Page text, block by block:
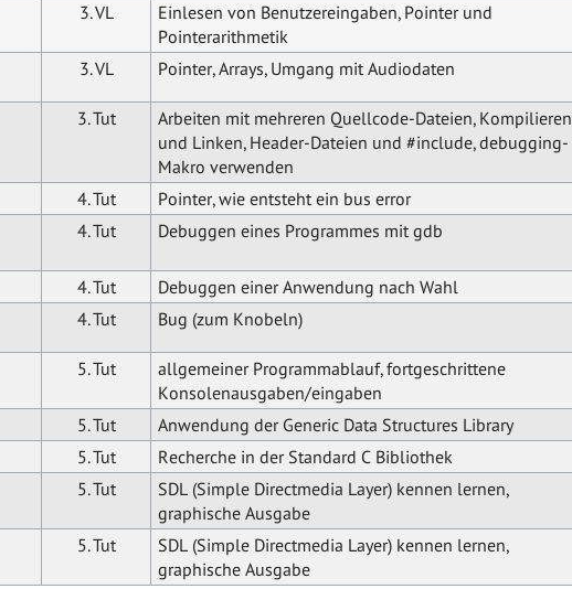
3. VL
Einlesen von Benutzereingaben, Pointer und
Pointerarithmetik
3. VL Pointer, Arrays, Umgang mit Audiodaten
3. Tut
Arbeiten mit mehreren Quellcode-Dateien, Kompilieren
und Linken, Header-Dateien und #include, debugging-
Makro verwenden
4. Tut
Pointer, wie entsteht ein bus error
4. Tut Debuggen eines Programmes mit gdb
4. Tut Debuggen einer Anwendung nach Wahl
4. Tut Bug (zum Knobeln)
5. Tut
allgemeiner Programmablauf, fortgeschrittene
Konsolenausgaben/eingaben
5. Tut Anwendung der Generic Data Structures Library
5. Tut Recherche in der Standard C Bibliothek
5. Tut
SDL (Simple Directmedia Layer) kennen lernen,
graphische Ausgabe
5. Tut
SDL (Simple Directmedia Layer) kennen lernen,
graphische Ausgabe